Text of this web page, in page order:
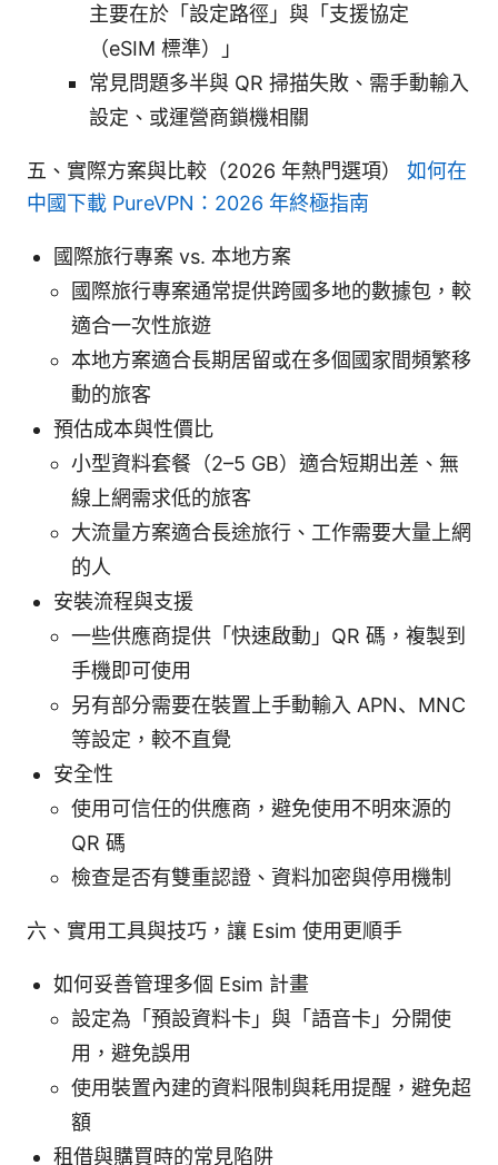
主要在於「設定路徑」與「支援協定
（eSIM 標準）」
常見問題多半與 QR 掃描失敗、需手動輸入
設定、或運營商鎖機相關
五、實際方案與比較（2026 年熱門選項） 如何在
中國下載 PureVPN：2026 年終極指南
國際旅行專案 vs. 本地方案
國際旅行專案通常提供跨國多地的數據包，較
適合一次性旅遊
本地方案適合長期居留或在多個國家間頻繁移
動的旅客
預估成本與性價比
小型資料套餐（2–5 GB）適合短期出差、無
線上網需求低的旅客
大流量方案適合長途旅行、工作需要大量上網
的人
安裝流程與支援
一些供應商提供「快速啟動」QR 碼，複製到
手機即可使用
另有部分需要在裝置上手動輸入 APN、MNC
等設定，較不直覺
安全性
使用可信任的供應商，避免使用不明來源的
QR 碼
檢查是否有雙重認證、資料加密與停用機制
六、實用工具與技巧，讓 Esim 使用更順手
如何妥善管理多個 Esim 計畫
設定為「預設資料卡」與「語音卡」分開使
用，避免誤用
使用裝置內建的資料限制與耗用提醒，避免超
額
租借與購買時的常見陷阱